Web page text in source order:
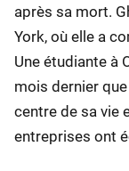
après sa mort.
York, où elle a
Une étudiante à
mois dernier
centre de sa vie
entreprises ont